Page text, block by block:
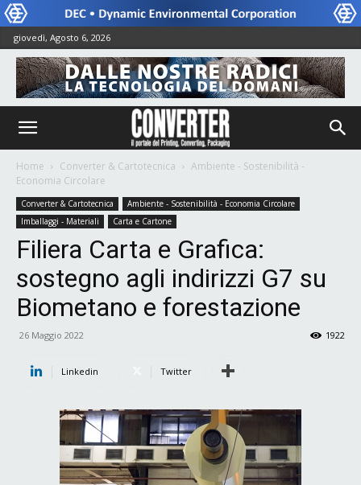
giovedì, Agosto 6, 2026
Home Converter & Cartotecnica
Ambiente - Sostenibilità -
Economia Circolare
Converter & Cartotecnica
Ambiente - Sostenibilità - Economia Circolare
Imballaggi - Materiali
Carta e Cartone
Filiera Carta e Grafica:
sostegno agli indirizzi G7 su
Biometano e forestazione
26 Maggio 2022 1922
Linkedin Twitter